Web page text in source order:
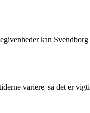
kan
variere, så det er